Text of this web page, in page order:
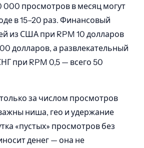
000 просмотров в месяц могут
в 15–20 раз. Финансовый
из США при RPM 10 долларов
долларов, а развлекательный
при RPM 0,5 — всего 50
за числом просмотров
ниша, гео и удержание
«пустых» просмотров без
денег — она не